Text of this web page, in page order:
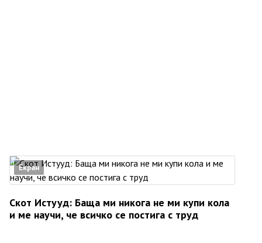
Екран
Скот Истууд: Баща ми никога не ми купи кола
и ме научи, че всичко се постига с труд